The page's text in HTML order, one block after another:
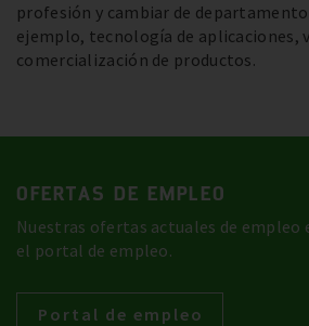
profesión y cambiar de
ejemplo, tecnología de aplicaciones,
comercialización de productos.
OFERTAS DE EMPLEO
Nuestras ofertas actuales de empleo
el portal de empleo.
Portal de empleo